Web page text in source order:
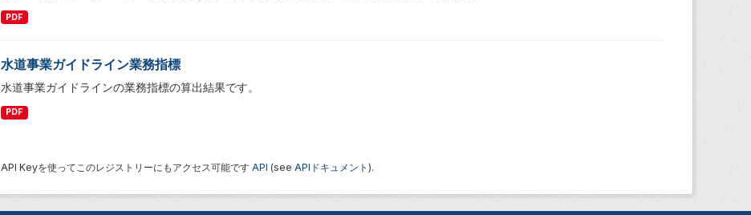
PDF
水道事業ガイドライン業務指標
水道事業ガイドラインの業務指標の算出結果です。
PDF
API Keyを使ってこのレジストリーにもアクセス可能です API (see APIドキュメント ).